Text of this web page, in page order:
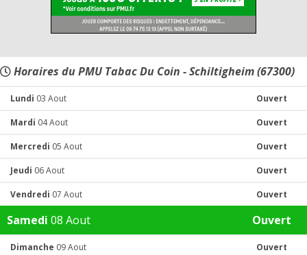
Horaires du PMU Tabac Du Coin - Schiltigheim (67300)
Lundi 03 Aout Ouvert
Mardi 04 Aout Ouvert
Mercredi 05 Aout Ouvert
Jeudi 06 Aout Ouvert
Vendredi 07 Aout Ouvert
Samedi 08 Aout Ouvert
Dimanche 09 Aout Ouvert